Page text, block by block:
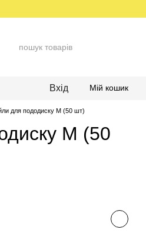
Вхід Мій кошик
для пододиску М (50 шт)
М (50